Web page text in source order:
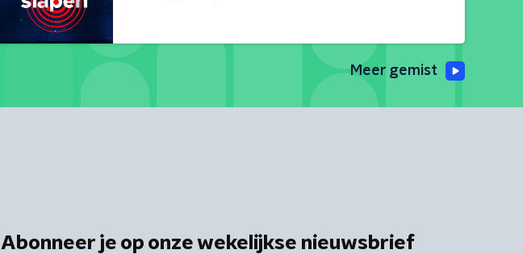
Meer gemist
Abonneer je op onze wekelijkse nieuwsbrief